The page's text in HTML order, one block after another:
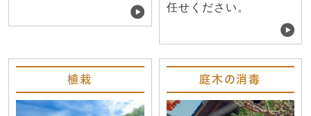
任せください。
植栽 庭木の消毒